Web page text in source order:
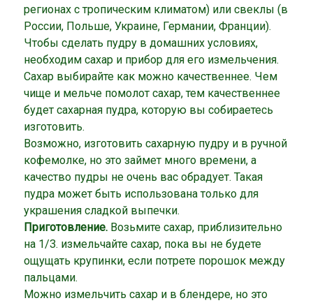
регионах с тропическим климатом) или свеклы (в
России, Польше, Украине, Германии, Франции).
Чтобы сделать пудру в домашних условиях,
необходим сахар и прибор для его измельчения.
Сахар выбирайте как можно качественнее. Чем
чище и мельче помолот сахар, тем качественнее
будет сахарная пудра, которую вы собираетесь
изготовить.
Возможно, изготовить сахарную пудру и в ручной
кофемолке, но это займет много времени, а
качество пудры не очень вас обрадует. Такая
пудра может быть использована только для
украшения сладкой выпечки.
Приготовление. Возьмите сахар, приблизительно
на 1/3. измельчайте сахар, пока вы не будете
ощущать крупинки, если потрете порошок между
пальцами.
Можно измельчить сахар и в блендере, но это